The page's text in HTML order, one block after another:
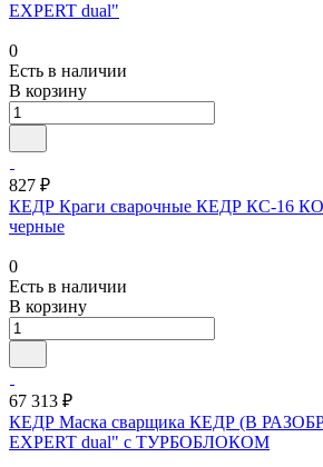
EXPERT dual"
0
Есть в наличии
В корзину
827 ₽
КЕДР Краги сварочные КЕДР КС-16
черные
0
Есть в наличии
В корзину
67 313 ₽
КЕДР Маска сварщика КЕДР (В
EXPERT dual" с ТУРБОБЛОКОМ